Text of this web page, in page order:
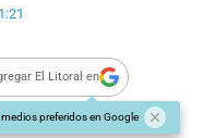
1:21
El Litoral en
preferidos en Google